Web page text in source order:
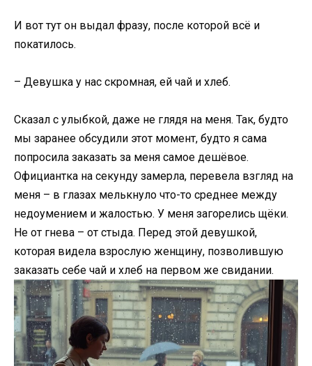
И вот тут он выдал фразу, после которой всё и
покатилось.
– Девушка у нас скромная, ей чай и хлеб.
Сказал с улыбкой, даже не глядя на меня. Так, будто
мы заранее обсудили этот момент, будто я сама
попросила заказать за меня самое дешёвое.
Официантка на секунду замерла, перевела взгляд на
меня – в глазах мелькнуло что-то среднее между
недоумением и жалостью. У меня загорелись щёки.
Не от гнева – от стыда. Перед этой девушкой,
которая видела взрослую женщину, позволившую
заказать себе чай и хлеб на первом же свидании.